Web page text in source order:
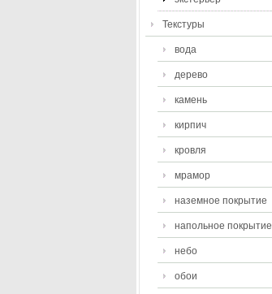
Текстуры
вода
дерево
камень
кирпич
кровля
мрамор
наземное покрытие
напольное покрытие
небо
обои